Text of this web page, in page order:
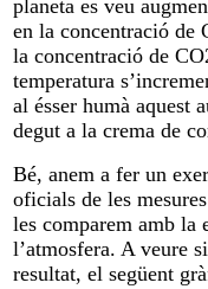
planeta es veu
en la concentració de
la concentració de
temperatura
al ésser humà aquest
degut a la crema de
Bé, anem a fer un
oficials de les
les comparem amb la
l’atmosfera. A veure
resultat, el següent